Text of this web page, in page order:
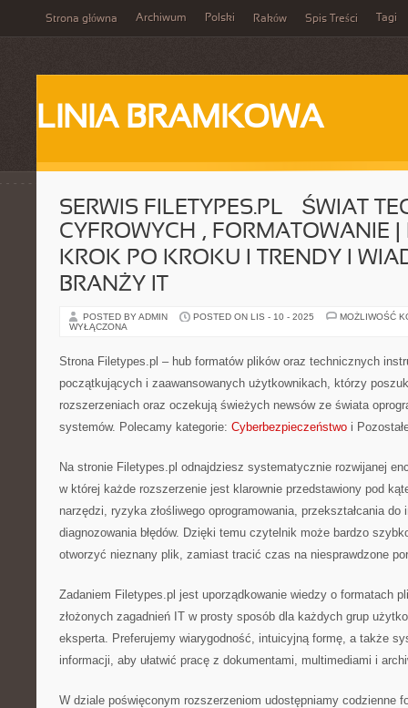
Strona główna Archiwum Polski Raków Spis Treści Tagi
LINIA BRAMKOWA
SERWIS FILETYPES.PL – ŚWIAT
CYFROWYCH , FORMATOWANIE |
KROK PO KROKU I TRENDY I
BRANŻY IT
POSTED BY ADMIN POSTED ON LIS - 10 - 2025
MOŻLIWOŚĆ
WYŁĄCZONA
Strona Filetypes.pl – hub formatów plików oraz technicznych
początkujących i zaawansowanych użytkownikach, którzy
rozszerzeniach oraz oczekują świeżych newsów ze świata
systemów. Polecamy kategorie: Cyberbezpieczeństwo i
Na stronie Filetypes.pl odnajdziesz systematycznie rozwijanej
w której każde rozszerzenie jest klarownie przedstawiony pod
narzędzi, ryzyka złośliwego oprogramowania, przekształcania do
diagnozowania błędów. Dzięki temu czytelnik może bardzo
otworzyć nieznany plik, zamiast tracić czas na niesprawdzone
Zadaniem Filetypes.pl jest uporządkowanie wiedzy o formatach
złożonych zagadnień IT w prosty sposób dla każdych grup
eksperta. Preferujemy wiarygodność, intuicyjną formę, a także
informacji, aby ułatwić pracę z dokumentami, multimediami i
W dziale poświęconym rozszerzeniom udostępniamy codzienne